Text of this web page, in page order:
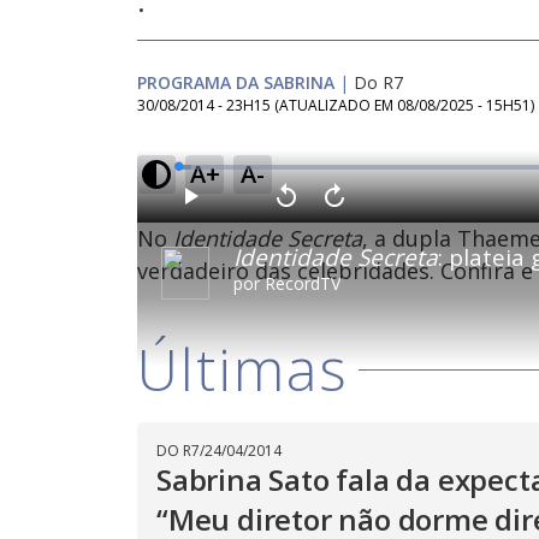
PROGRAMA DA SABRINA | Do R7
30/08/2014 - 23H15 (ATUALIZADO EM 08/08/2025 - 15H51)
A+ A-
Identidade Secreta: plateia
porRecordTV
P
l
a
y
V
o
t
a
r
1
n
d
o
A
v
a
n
ç
a
r
u
n
d
o
M
d
o
L
o
a
d
e
d
:
.
7
%
No Identidade Secreta, a dupla
verdadeiro das celebridades. Confira
Últimas
DO R7/24/04/2014
Sabrina Sato fala da
“Meu diretor não dorme